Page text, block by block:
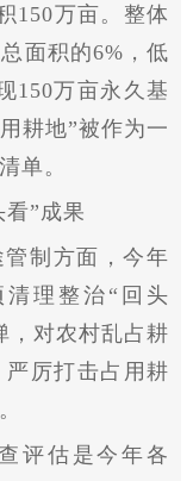
150万亩。整体
面积的6%，低
150万亩永久基
耕地”被作为一
单。
”成果
制方面，今年
理整治“回头
，对农村乱占耕
厉打击占用耕
评估是今年各